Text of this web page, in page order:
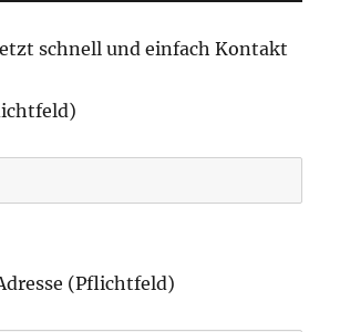
schnell und einfach Kontakt
(Pflichtfeld)